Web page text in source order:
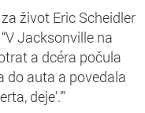
život Eric Scheidler
“V Jacksonville na
a dcéra počula
do auta a povedala
deje’.’”